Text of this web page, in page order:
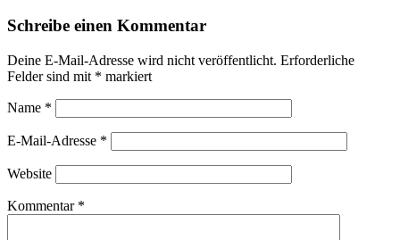
Schreibe einen Kommentar
Deine E-Mail-Adresse wird nicht veröffentlicht. Erforderliche
Felder sind mit * markiert
Name *
E-Mail-Adresse *
Website
Kommentar *